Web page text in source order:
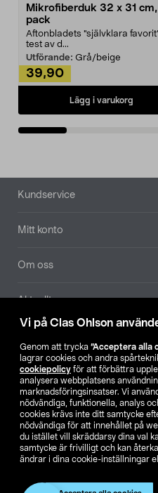
Vi på Clas Ohlson
Genom att trycka ”Acceptera alla
lagrar cookies och andra
cookiepolicy för att förbättra
analysera webbplatsens
marknadsföringsinsatser. Vi
nödvändiga, funktionella, analys
cookies krävs inte ditt samtycke
nödvändiga för att innehållet på
du istället vill skräddarsy dina val
samtycke är frivilligt och kan
ändrar i dina cookie-inställningar
Mikrofiberduk 32 x 31
pack
Aftonbladets "självklara
test av d...
Utförande: Grå/beige
39,90
Lägg i varukorg
Sidfot
Kundservice
Mitt konto
Om oss
Aktuellt
SE